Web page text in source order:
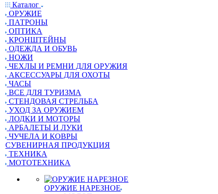
Каталог
ОРУЖИЕ
ПАТРОНЫ
ОПТИКА
КРОНШТЕЙНЫ
ОДЕЖДА И ОБУВЬ
НОЖИ
ЧЕХЛЫ И РЕМНИ ДЛЯ ОРУЖИЯ
АКСЕССУАРЫ ДЛЯ ОХОТЫ
ЧАСЫ
ВСЕ ДЛЯ ТУРИЗМА
СТЕНДОВАЯ СТРЕЛЬБА
УХОД ЗА ОРУЖИЕМ
ЛОДКИ И МОТОРЫ
АРБАЛЕТЫ И ЛУКИ
ЧУЧЕЛА И КОВРЫ
СУВЕНИРНАЯ ПРОДУКЦИЯ
ТЕХНИКА
МОТОТЕХНИКА
ОРУЖИЕ НАРЕЗНОЕ